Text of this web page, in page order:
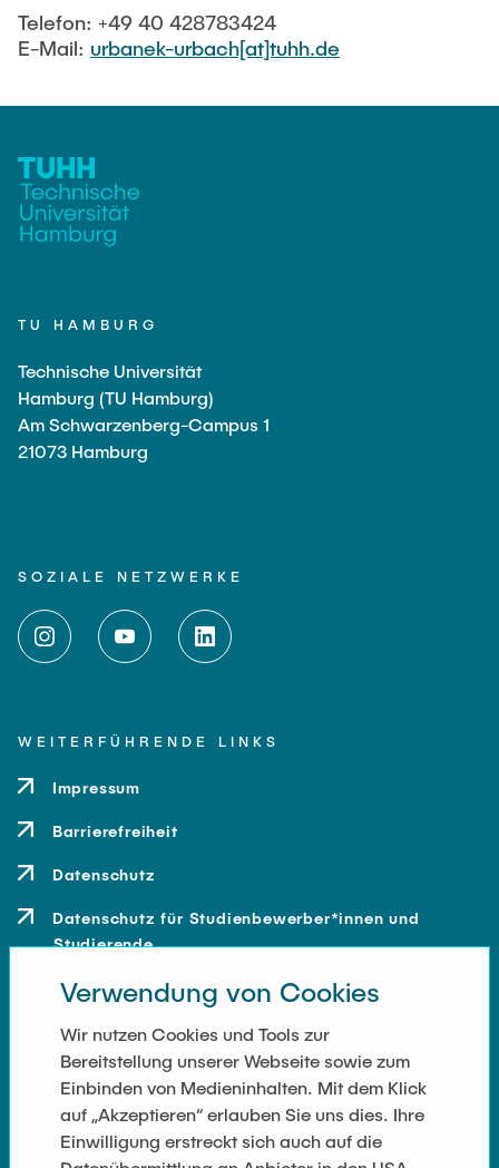
Telefon: +49 40 428783424
E-Mail: urbanek-urbach[at]tuhh.de
TU HAMBURG
Technische Universität
Hamburg (TU Hamburg)
Am Schwarzenberg-Campus 1
21073 Hamburg
SOZIALE NETZWERKE
WEITERFÜHRENDE LINKS
Impressum
Barrierefreiheit
Datenschutz
Datenschutz für Studienbewerber*innen und
Studierende
Kontakt
Anfahrt
Presse und Medien
Merchandise-Shop
Cookie-Einstellungen
Verwendung von Cookies
Wir nutzen Cookies und Tools zur
Bereitstellung unserer Webseite sowie zum
Einbinden von Medieninhalten. Mit dem Klick
auf „Akzeptieren“ erlauben Sie uns dies. Ihre
Einwilligung erstreckt sich auch auf die